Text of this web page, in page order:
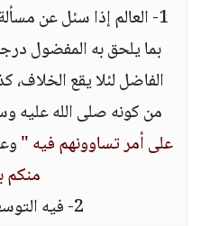
1- العالم إذا سئل عن
بما يلحق به المفضول
الفاضل لئلا يقع الخلاف،
من كونه صلى الله عليه
على أمر تساوونهم فيه "
منكم
2- فيه التوسعة في الغبطة.